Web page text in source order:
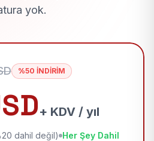
yok.
%50 İNDİRİM
+ KDV / yıl
dahil değil) Her Şey Dahil